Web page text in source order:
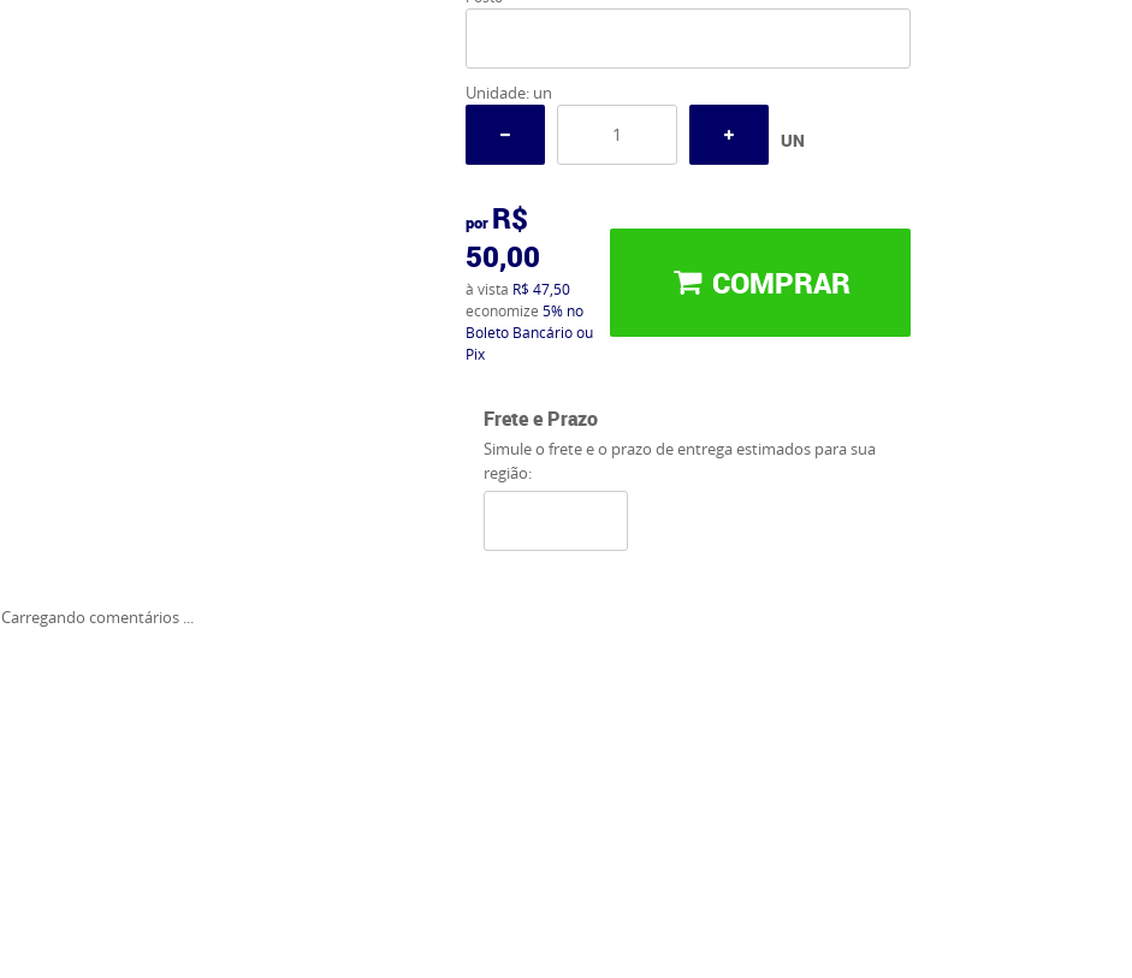
Unidade: un
UN
por R$
50,00
à vista R$ 47,50
economize 5% no
Boleto Bancário ou
Pix
COMPRAR
Frete e Prazo
Simule o frete e o prazo de entrega estimados para sua
região:
Carregando comentários ...